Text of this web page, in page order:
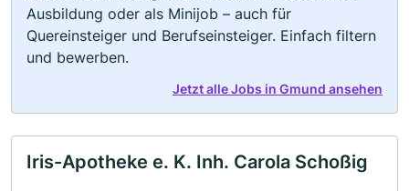
Ausbildung oder als Minijob – auch für
Quereinsteiger und Berufseinsteiger. Einfach filtern
und bewerben.
Jetzt alle Jobs in Gmund ansehen
Iris-Apotheke e. K. Inh. Carola Schoßig